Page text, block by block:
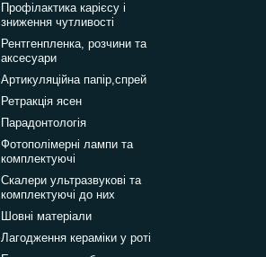
Профілактика карієсу і
зниження чутливості
Рентгенпленка, розчини та
аксесуари
Артикуляційна папір,спрей
Ретракція ясен
Парадонтологія
Фотополімерні лампи та
комплектуючі
Скалери ультразвукові та
комплектуючі до них
Шовні матеріали
Лагодження кераміки у роті